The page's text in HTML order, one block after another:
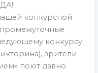
конкурсной
конкурсу
зрители
поют давно